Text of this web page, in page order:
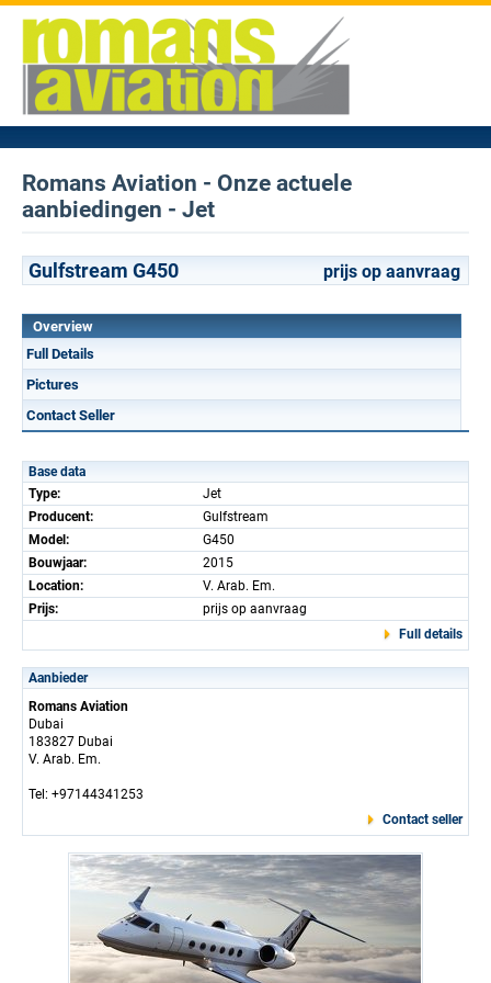
Romans Aviation - Onze actuele
aanbiedingen - Jet
Gulfstream G450 prijs op aanvraag
Overview
Full Details
Pictures
Contact Seller
Base data
Type:
Jet
Producent:
Gulfstream
Model:
G450
Bouwjaar:
2015
Location:
V. Arab. Em.
Prijs:
prijs op aanvraag
Full details
Aanbieder
Romans Aviation
Dubai
183827 Dubai
V. Arab. Em.
Tel: +97144341253
Contact seller